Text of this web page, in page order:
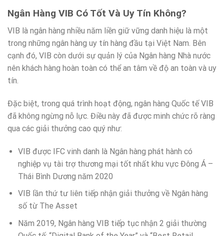
Ngân Hàng VIB Có Tốt Và Uy Tín Không?
VIB là ngân hàng nhiều năm liền giữ vững danh hiệu là một
trong những ngân hàng uy tín hàng đầu tại Việt Nam. Bên
cạnh đó, VIB còn dưới sự quản lý của Ngân hàng Nhà nước
nên khách hàng hoàn toàn có thể an tâm về độ an toàn và uy
tín.
Đặc biệt, trong quá trình hoạt động, ngân hàng Quốc tế VIB
đã không ngừng nỗ lực. Điều này đã được minh chức rõ ràng
qua các giải thưởng cao quý như:
VIB được IFC vinh danh là Ngân hàng phát hành có
nghiệp vụ tài trợ thương mại tốt nhất khu vực Đông Á –
Thái Bình Dương năm 2020
VIB lần thứ tư liên tiếp nhận giải thưởng về Ngân hàng
số từ The Asset
Năm 2019, Ngân hàng VIB tiếp tục nhận 2 giải thường